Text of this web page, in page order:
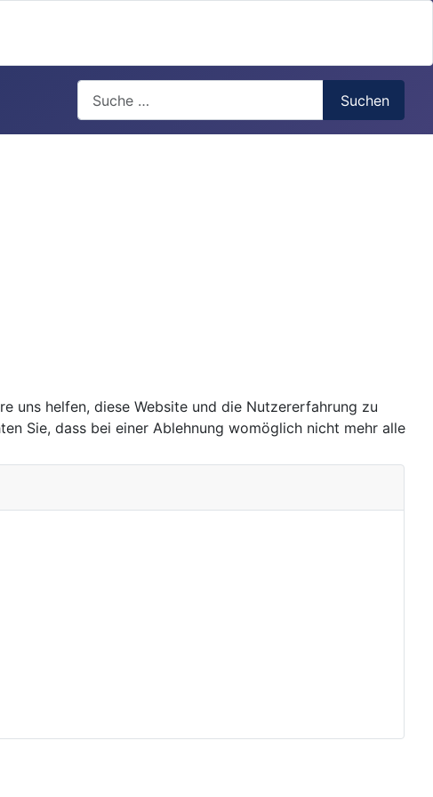
Suchen
uns helfen, diese Website und die Nutzererfahrung zu
Sie, dass bei einer Ablehnung womöglich nicht mehr alle